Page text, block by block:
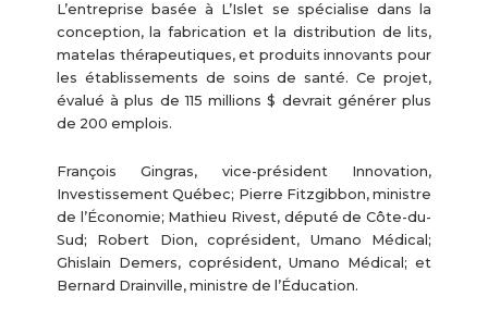
L’entreprise basée à L’Islet se spécialise dans la
conception, la fabrication et la distribution de lits,
matelas thérapeutiques, et produits innovants pour
les établissements de soins de santé. Ce projet,
évalué à plus de 115 millions $ devrait générer plus
de 200 emplois.
François Gingras, vice-président Innovation,
Investissement Québec; Pierre Fitzgibbon, ministre
de l’Économie; Mathieu Rivest, député de Côte-du-
Sud; Robert Dion, coprésident, Umano Médical;
Ghislain Demers, coprésident, Umano Médical; et
Bernard Drainville, ministre de l’Éducation.